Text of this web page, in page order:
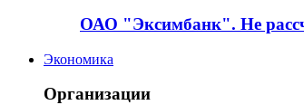
ОАО "Эксимбанк". Не
Экономика
Организации